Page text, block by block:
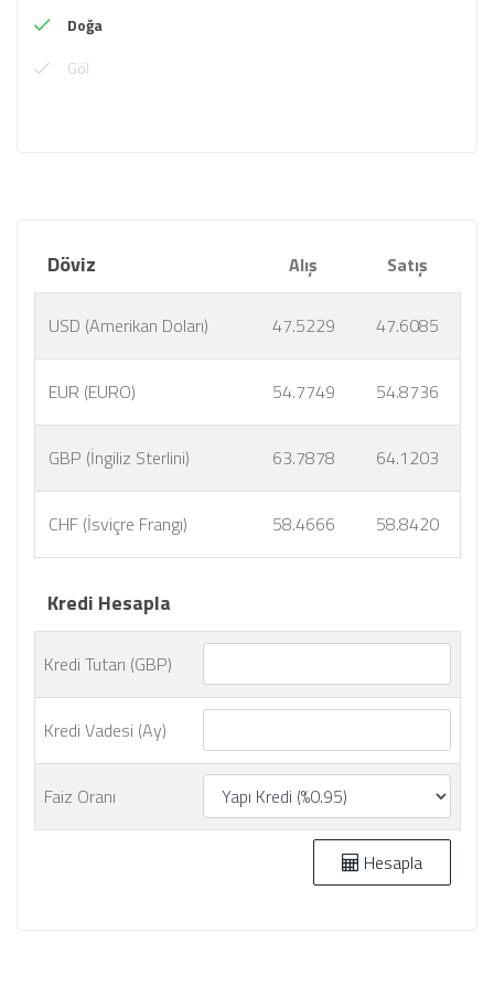
Doğa
Göl
Döviz Alış Satış
USD (Amerikan Doları) 47.5229 47.6085
EUR (EURO) 54.7749 54.8736
GBP (İngiliz Sterlini) 63.7878 64.1203
CHF (İsviçre Frangı) 58.4666 58.8420
Kredi Hesapla
Kredi Tutarı (GBP)
Kredi Vadesi (Ay)
Faiz Oranı
Hesapla